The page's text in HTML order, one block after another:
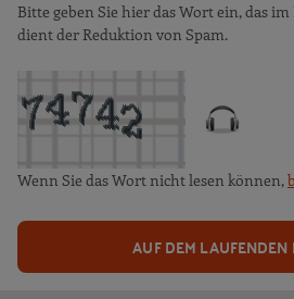
Bitte geben Sie hier das Wort ein, das
dient der Reduktion von Spam.
Wenn Sie das Wort nicht lesen können,
AUF DEM